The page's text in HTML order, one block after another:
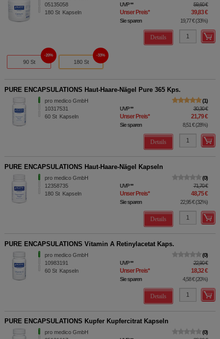
05135058
180 St Kapseln
UVP** 59,60 €
Unser Preis* 39,83 €
Sie sparen 19,77 €(33%)
Details
90 St
20%
180 St
33%
PURE ENCAPSULATIONS Haut-Haare-Nägel Pure 365 Kps.
pro medico GmbH
10317531
60 St Kapseln
1
UVP** 30,30 €
Unser Preis* 21,79 €
Sie sparen 8,51 €(28%)
Details
PURE ENCAPSULATIONS Haut-Haare-Nägel Kapseln
pro medico GmbH
12358735
180 St Kapseln
0
UVP** 71,70 €
Unser Preis* 48,75 €
Sie sparen 22,95 €(32%)
Details
PURE ENCAPSULATIONS Vitamin A Retinylacetat Kaps.
pro medico GmbH
10983191
60 St Kapseln
0
UVP** 22,90 €
Unser Preis* 18,32 €
Sie sparen 4,58 €(20%)
Details
PURE ENCAPSULATIONS Kupfer Kupfercitrat Kapseln
pro medico GmbH
0